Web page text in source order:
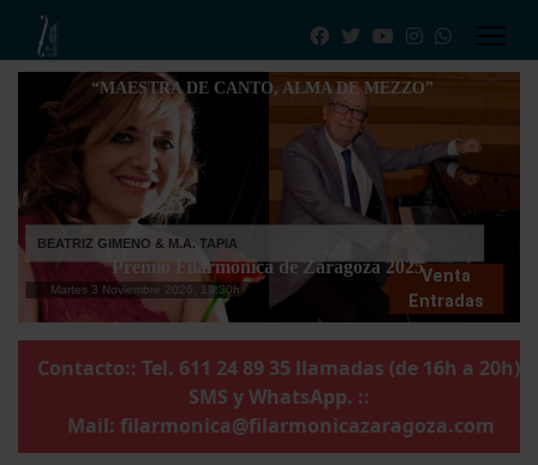
Martes 3 Noviembre 2026, 19:30h
BEATRIZ GIMENO & M.A. TAPIA
Venta
Entradas
“MAESTRA DE CANTO, ALMA DE MEZZO”
Premio Filarmónica de Zaragoza 2025
Contacto:: Tel. 611 24 89 35 llamadas (de 16h a 20h),
SMS y WhatsApp. ::
Mail: filarmonica@filarmonicazaragoza.com